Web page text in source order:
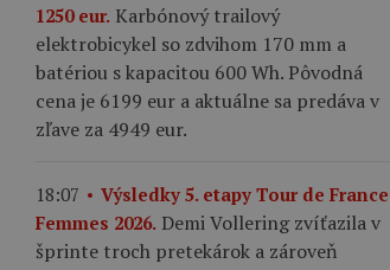
1250 eur. Karbónový trailový
elektrobicykel so zdvihom 170 mm a
batériou s kapacitou 600 Wh. Pôvodná
cena je 6199 eur a aktuálne sa predáva v
zľave za 4949 eur.
18:07
Výsledky 5. etapy Tour de France
Femmes 2026. Demi Vollering zvíťazila v
šprinte troch pretekárok a zároveň